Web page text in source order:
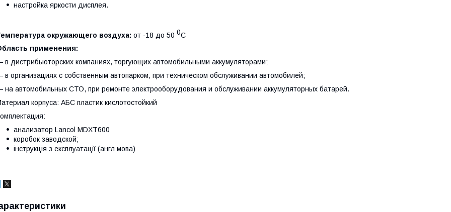
настройка яркости дисплея.
окружающего воздуха: от -18 до 50 0С
применения:
в дистрибьюторских компаниях, торгующих автомобильными аккумуляторами;
в организациях с собственным автопарком, при техническом обслуживании автомобилей;
на автомобильных СТО, при ремонте электрооборудования и обслуживании аккумуляторных батарей.
корпуса: АБС пластик кислотостойкий
анализатор Lancol MDXT600
коробок заводской;
інструкція з експлуатації (англ мова)